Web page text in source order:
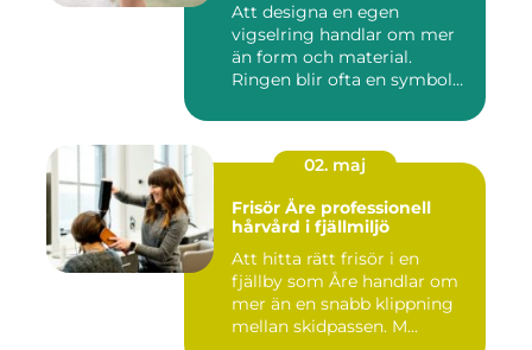
Att designa en egen
vigselring handlar om mer
än form och material.
Ringen blir ofta en symbol
02. maj
Frisör Åre professionell
hårvård i fjällmiljö
Att hitta rätt frisör i en
fjällby som Åre handlar om
mer än en snabb klippning
mellan skidpassen. M...